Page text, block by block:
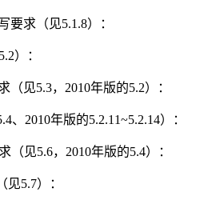
要求（见5.1.8）：
）：
见5.3，2010年版的5.2）：
2010年版的5.2.11~5.2.14）：
见5.6，2010年版的5.4）：
5.7）：